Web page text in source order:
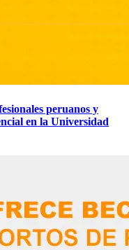
peruanos y
en la Universidad